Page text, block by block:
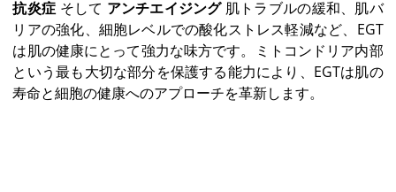
抗炎症 そして アンチエイジング肌トラブルの緩和、肌バ
リアの強化、細胞レベルでの酸化ストレス軽減など、EGT
は肌の健康にとって強力な味方です。ミトコンドリア内部
という最も大切な部分を保護する能力により、EGTは肌の
寿命と細胞の健康へのアプローチを革新します。